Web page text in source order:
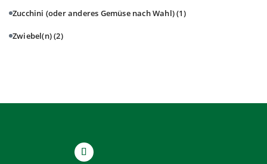
Zucchini (oder anderes Gemüse nach Wahl)(1)
Zwiebel(n)(2)